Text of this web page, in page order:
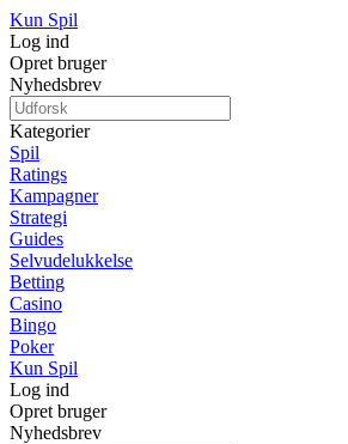
Kun Spil
Log ind
Opret bruger
Nyhedsbrev
Kategorier
Spil
Ratings
Kampagner
Strategi
Guides
Selvudelukkelse
Betting
Casino
Bingo
Poker
Kun Spil
Log ind
Opret bruger
Nyhedsbrev